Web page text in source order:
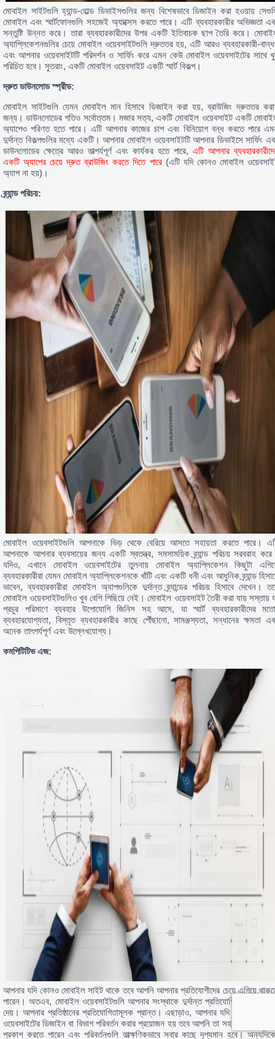
মোবাইল সাইটগুলি হ্যান্ড-হোল্ড ডিভাইসগুলির জন্য বিশেষভাবে ডিজাইন করা হওয়ায়
মোবাইল এবং স্মার্টফোনগুলি সহজেই অ্যাক্সেস করতে পারে। এটি ব্যবহারকারীর অভিজ্ঞতা
সন্তুষ্টি উন্নত করে। তারা ব্যবহারকারীদের উপর একটি ইতিবাচক ছাপ তৈরি করে।
অ্যাপ্লিকেশনগুলির চেয়ে মোবাইল ওয়েবসাইটগুলি দ্রুততর হয়, এটি আরও ব্যবহারকারী-
এবং আপনার ওয়েবসাইটটি পরিদর্শন ও সার্ফিং করে এমন কেউ মোবাইল ওয়েবসাইটের সাথে
পরিচিত হবে। সুতরাং, একটি মোবাইল ওয়েবসাইট একটি স্মার্ট বিকল্প।
দ্রুত ডাউনলোড স্প্রীড:
মোবাইল সাইটগুলি যেমন মোবাইল মান হিসাবে ডিজাইন করা হয়, ব্রাউজিং দ্রুততর
জন্য। ডাউনলোডের গতিও সর্বোত্তম। মজার সত্য, একটি মোবাইল ওয়েবসাইট একটি
অ্যাপেও পরিণত হতে পারে। এটি আপনার কাজের চাপ এবং বিনিয়োগ বন্ধ করতে পারে
দুর্দান্ত বিকল্পগুলির মধ্যে একটি। আপনার মোবাইল ওয়েবসাইটটি আপনার ডিভাইসে সার্ফিং
ডাউনলোডের ক্ষেত্রে আরও তাত্পর্যপূর্ণ এবং কার্যকর হতে পারে, এটি আপনার
একটি অ্যাপের চেয়ে দ্রুত ব্রাউজিং করতে দিতে পারে(এটি যদি কোনও মোবাইল
অ্যাপ না হয়)।
ব্র্যান্ড পরিচয়:
মোবাইল ওয়েবসাইটগুলি আপনাকে ভিড় থেকে বেরিয়ে আসতে সহায়তা করতে পারে।
আপনাকে আপনার ব্যবসায়ের জন্য একটি স্বতন্ত্র, সমসাময়িক ব্র্যান্ড পরিচয় সরবরাহ
যদিও, এখানে মোবাইল ওয়েবসাইটের তুলনায় মোবাইল অ্যাপ্লিকেশন কিছুটা
ব্যবহারকারীরা যেমন মোবাইল অ্যাপ্লিকেশনকে খাঁটি এবং একটি ধনী এবং আধুনিক ব্র্যান্ড
ভাবেন, ব্যবহারকারীরা মোবাইল অ্যাপগুলিকে দুর্দান্ত ব্র্যান্ডের পরিচয় হিসাবে দেখেন।
মোবাইল ওয়েবসাইটগুলিও খুব বেশি পিছিয়ে নেই। মোবাইল ওয়েবসাইট তৈরী করা যায় সস্তায়
প্রচুর পরিমাণে ব্যবহার উপোযোগি জিনিস সহ আসে, যা স্মার্ট ব্যবহারকারীদের
ব্যবহারযোগ্যতা, বিস্তৃত ব্যবহারকারীর কাছে পৌঁছানো, সামঞ্জস্যতা, সন্ধানের ক্ষমতা
অনেক তাৎপর্যপূর্ণ এবং উল্লেখযোগ্য।
কমপিটিটিভ এজ:
আপনার যদি কোনও মোবাইল সাইট থাকে তবে আপনি আপনার প্রতিযোগীদের চেয়ে এগিয়ে
পারেন। অতএব, মোবাইল ওয়েবসাইটগুলি আপনার সংস্থাকে দুর্দান্ত প্রতিযোগিতামূলক
দেয়। আপনার প্রতিষ্ঠানের প্রতিযোগিতামূলক প্রান্ত। এছাড়াও, আপনার যদি নিজের
ওয়েবসাইটের ডিজাইন বা বিভাগ পরিবর্তন করার প্রয়োজন হয় তবে আপনি তা সহজেই করতে
প্রকাশ করতে পারেন এবং পরিবর্তনগুলি তাত্ক্ষণিকভাবে সবার কাছে দৃশ্যমান হবে।